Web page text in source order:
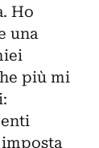
Ho
una
più mi